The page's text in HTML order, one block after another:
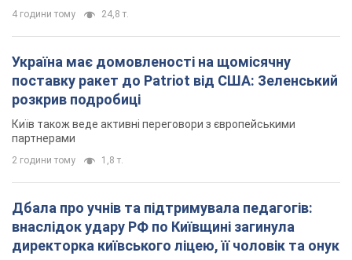
4 години тому 24,8 т.
Україна має домовленості на щомісячну
поставку ракет до Patriot від США: Зеленський
розкрив подробиці
Київ також веде активні переговори з європейськими
партнерами
2 години тому 1,8 т.
Дбала про учнів та підтримувала педагогів:
внаслідок удару РФ по Київщині загинула
директорка київського ліцею, її чоловік та онук